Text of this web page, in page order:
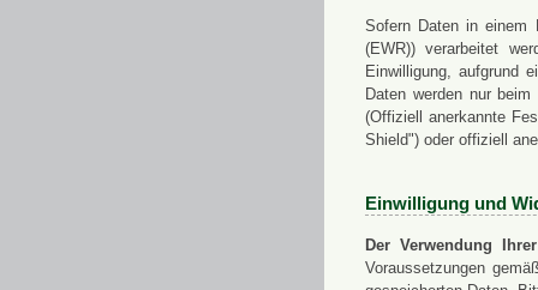
Sofern Daten in einem
(EWR)) verarbeitet
Einwilligung, aufgrund
Daten werden nur
(Offiziell anerkannte
Shield") oder offiziell
Einwilligung und
Der Verwendung
Voraussetzungen